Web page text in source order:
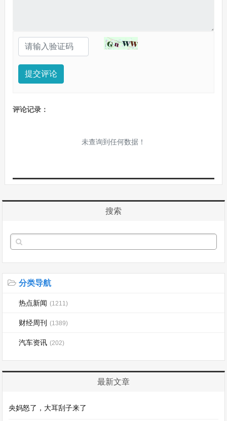
提交评论
评论记录：
未查询到任何数据！
搜索
分类导航
热点新闻 (1211)
财经周刊 (1389)
汽车资讯 (202)
最新文章
央妈怒了，大耳刮子来了